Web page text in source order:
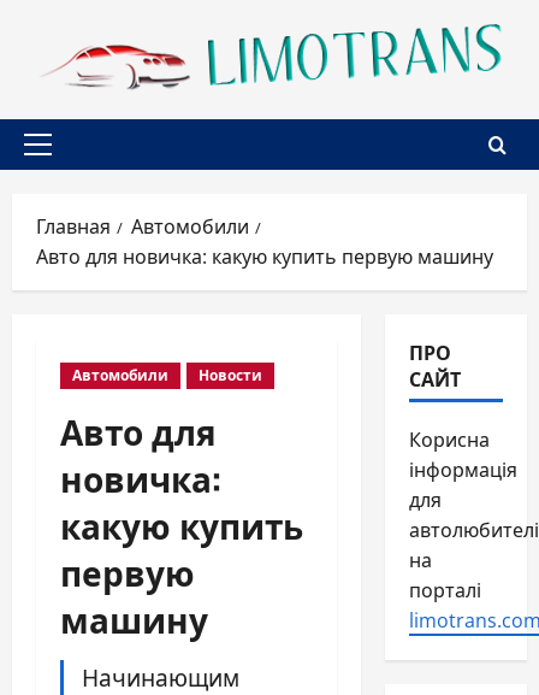
содержимому
Основное
Главная
Автомобили
Авто для новичка: какую купить первую машину
Автомобили Новости
Авто для
новичка:
какую купить
первую
машину
Начинающим
ПРО
САЙТ
Корисна
інформація
для
на
порталі